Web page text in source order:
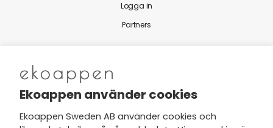
Logga in
Partners
Nytt från Ekoappen
Ekoappen använder cookies
Ekoappen Sweden AB använder cookies och